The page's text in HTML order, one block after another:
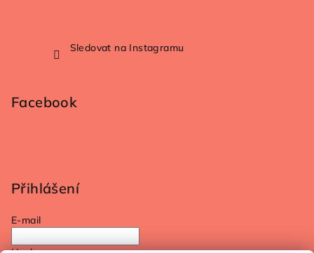
Sledovat na Instagramu
Facebook
Přihlášení
E-mail